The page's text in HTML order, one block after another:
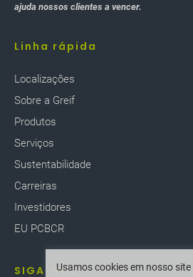
ajuda nossos clientes a vencer.
Linha rápida
Localizaçôes
Sobre a Greif
Produtos
Serviços
Sustentabilidade
Carreiras
Investidores
EU PCBCR
SIGA-NOSUsamos cookies em nosso